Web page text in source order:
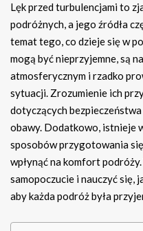
Lęk przed turbulencjami to
podróżnych, a jego źródła
temat tego, co dzieje się w
mogą być nieprzyjemne, są
atmosferycznym i rzadko
sytuacji. Zrozumienie ich
dotyczących
obawy. Dodatkowo, istnieje
sposobów przygotowania
wpłynąć na komfort
samopoczucie i nauczyć się,
aby każda podróż była